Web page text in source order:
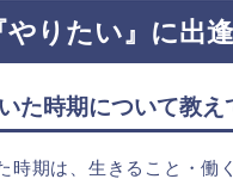
りたい』に出
た時期について教え
時期は、生きること・働